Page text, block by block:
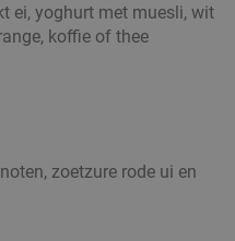
ei, yoghurt met muesli, wit
koffie of thee
zoetzure rode ui en